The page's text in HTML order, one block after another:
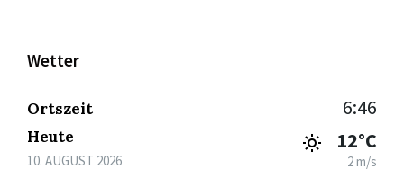
Wetter
Ortszeit 6:46
Heute
10. AUGUST 2026
12°C
2 m/s